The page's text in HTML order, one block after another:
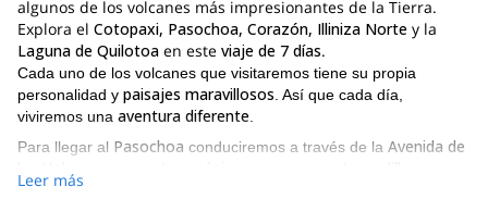
algunos de los volcanes más impresionantes de la Tierra.
Explora el Cotopaxi, Pasochoa, Corazón, Illiniza Norte y la
Laguna de Quilotoa en este viaje de 7 días.
Cada uno de los volcanes que visitaremos tiene su propia
personalidad y paisajes maravillosos . Así que cada día,
viviremos una aventura diferente
Para llegar al Pasochoa conduciremos a través de la Avenida de
ecuatoriana
Leer más